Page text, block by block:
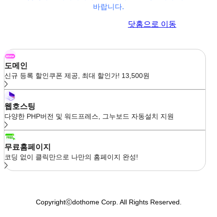
바랍니다.
닷홈으로 이동
도메인
신규 등록 할인쿠폰 제공, 최대 할인가! 13,500원
웹호스팅
다양한 PHP버전 및 워드프레스, 그누보드 자동설치 지원
무료홈페이지
코딩 없이 클릭만으로 나만의 홈페이지 완성!
Copyrightⓒdothome Corp. All Rights Reserved.